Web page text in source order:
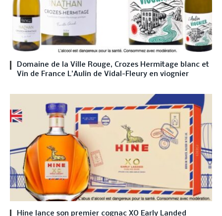
Domaine de la Ville Rouge, Crozes Hermitage blanc et
Vin de France L’Aulin de Vidal-Fleury en viognier
Hine lance son premier cognac XO Early Landed